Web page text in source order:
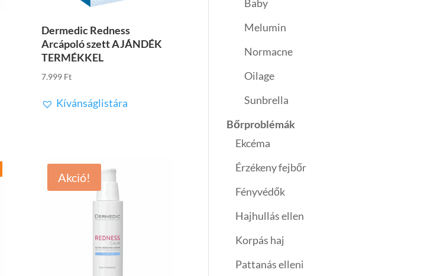
Dermedic Redness
Arcápoló szett AJÁNDÉK
TERMÉKKEL
7.999 Ft
Kívánságlistára
Akció!
Baby
Melumin
Normacne
Oilage
Sunbrella
Bőrproblémák
Ekcéma
Érzékeny fejbőr
Fényvédők
Hajhullás ellen
Korpás haj
Pattanás elleni